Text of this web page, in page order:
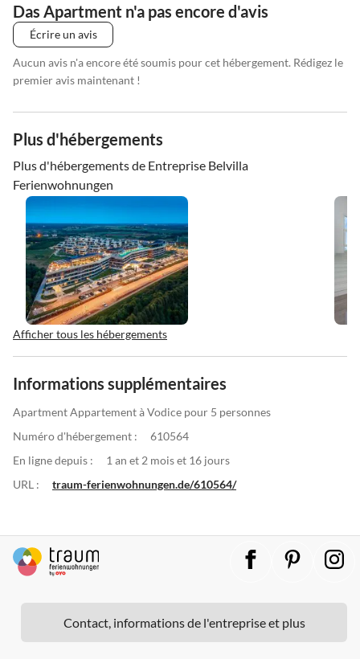
Das Apartment n'a pas encore d'avis
Écrire un avis
Aucun avis n'a encore été soumis pour cet hébergement. Rédigez le
premier avis maintenant !
Plus d'hébergements
Plus d'hébergements de Entreprise Belvilla
Ferienwohnungen
Afficher tous les hébergements
Informations supplémentaires
Apartment Appartement à Vodice pour 5 personnes
Numéro d'hébergement :
610564
En ligne depuis :
1 an et 2 mois et 16 jours
URL :
traum-ferienwohnungen.de/610564/
Contact, informations de l'entreprise et plus